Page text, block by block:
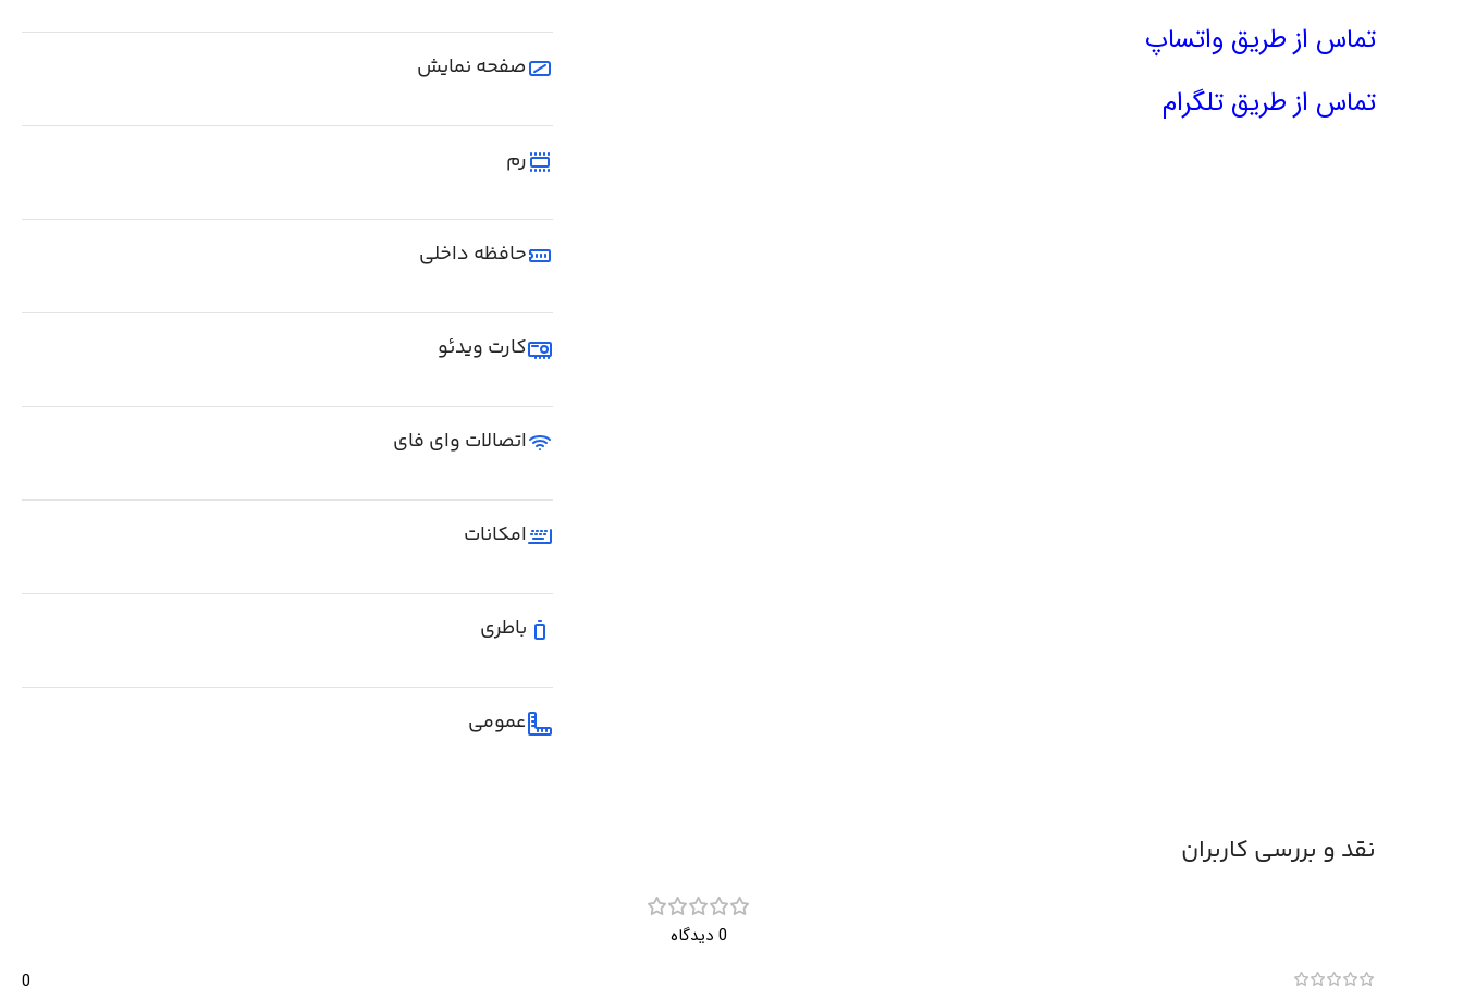
تماس از طریق واتساپ
تماس از طریق تلگرام
صفحه نمایش
رم
حافظه داخلی
کارت ویدئو
اتصالات وای فای
امکانات
باطری
عمومی
نقد و بررسی کاربران
0 دیدگاه
0